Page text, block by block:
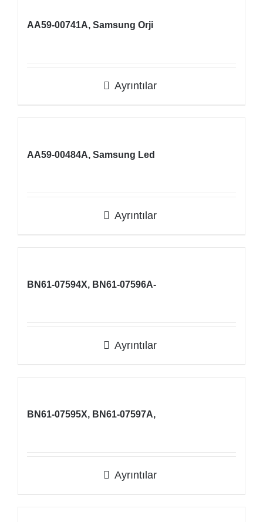
AA59-00741A, Samsung Orji
Ayrıntılar
AA59-00484A, Samsung Led
Ayrıntılar
BN61-07594X, BN61-07596A-
Ayrıntılar
BN61-07595X, BN61-07597A,
Ayrıntılar